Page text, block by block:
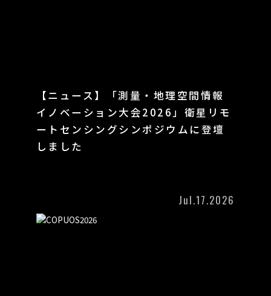
【ニュース】「測量・地理空間情報
イノベーション大会2026」衛星リモ
ートセンシングシンポジウムに登壇
しました
Jul.17.2026